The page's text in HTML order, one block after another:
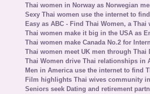
Thai women in Norway as Norwegian
Sexy Thai women use the internet to
Easy as ABC - Find Thai Women, a Thai
Thai women make it big in the USA as
Thai women make Canada No.2 for
Thai women meet UK men through Thai
Thai Women drive Thai relationships in
Men in America use the internet to find
Film highlights Thai wives community
Seniors seek Dating and retirement